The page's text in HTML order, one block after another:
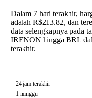
Dalam 7 hari terakhir,
adalah R$213.82, dan
data selengkapnya pada
IRENON hingga BRL
terakhir.
24 jam terakhir
1 minggu